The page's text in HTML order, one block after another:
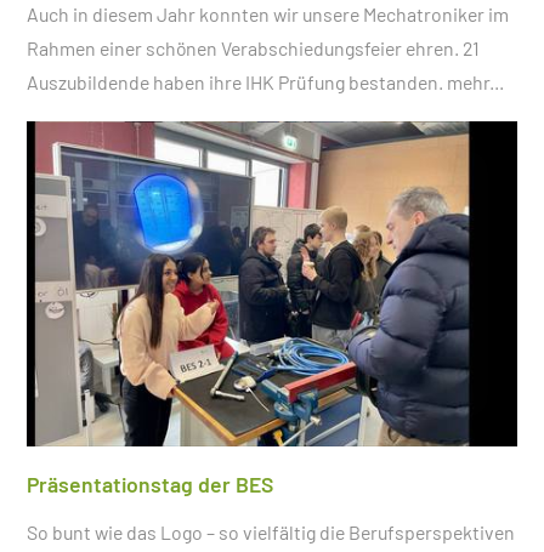
Auch in diesem Jahr konnten wir unsere Mechatroniker im
Rahmen einer schönen Verabschiedungsfeier ehren. 21
Auszubildende haben ihre IHK Prüfung bestanden. mehr...
Präsentationstag der BES
So bunt wie das Logo – so vielfältig die Berufsperspektiven